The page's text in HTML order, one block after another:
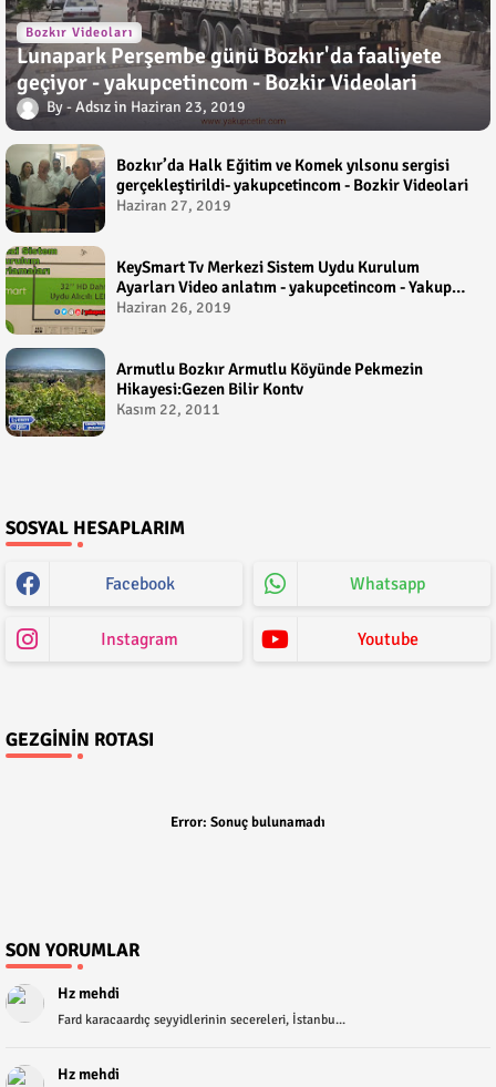
Bozkır Videoları
Lunapark Perşembe günü Bozkır'da faaliyete
geçiyor - yakupcetincom - Bozkir Videolari
Adsız Haziran 23, 2019
Bozkır’da Halk Eğitim ve Komek yılsonu sergisi
gerçekleştirildi- yakupcetincom - Bozkir Videolari
Haziran 27, 2019
KeySmart Tv Merkezi Sistem Uydu Kurulum
Ayarları Video anlatım - yakupcetincom - Yakup
Çetin
Haziran 26, 2019
Armutlu Bozkır Armutlu Köyünde Pekmezin
Hikayesi:Gezen Bilir Kontv
Kasım 22, 2011
SOSYAL HESAPLARIM
Facebook Whatsapp
Instagram Youtube
GEZGININ ROTASI
Error: Sonuç bulunamadı
SON YORUMLAR
Hz mehdi
Fard karacaardıç seyyidlerinin secereleri, İstanbu...
Hz mehdi